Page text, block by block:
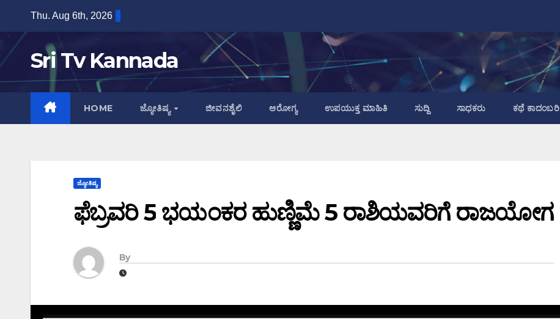
content
Thu. Aug 6th, 2026
Sri Tv Kannada
HOME ಜ್ಯೋತಿಷ್ಯ ಜೀವನಶೈಲಿ ಆರೋಗ್ಯ ಉಪಯುಕ್ತ ಮಾಹಿತಿ ಸುದ್ದಿ ಸಾಧಕರು ಕಥೆ ಕಾದಂಬರಿ
ಜ್ಯೋತಿಷ್ಯ
ಫೆಬ್ರವರಿ 5 ಭಯಂಕರ ಹುಣ್ಣಿಮೆ 5 ರಾಶಿಯವರಿಗೆ ರಾಜಯೋಗ
By